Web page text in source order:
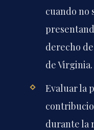
cuando no
derecho
de Virginia.
Evaluar la
durante la